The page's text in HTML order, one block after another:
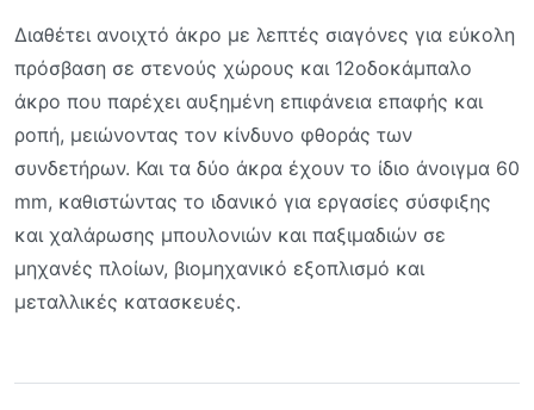
Διαθέτει ανοιχτό άκρο με λεπτές σιαγόνες για εύκολη
πρόσβαση σε στενούς χώρους και 12οδοκάμπαλο
άκρο που παρέχει αυξημένη επιφάνεια επαφής και
ροπή, μειώνοντας τον κίνδυνο φθοράς των
συνδετήρων. Και τα δύο άκρα έχουν το ίδιο άνοιγμα 60
mm, καθιστώντας το ιδανικό για εργασίες σύσφιξης
και χαλάρωσης μπουλονιών και παξιμαδιών σε
μηχανές πλοίων, βιομηχανικό εξοπλισμό και
μεταλλικές κατασκευές.